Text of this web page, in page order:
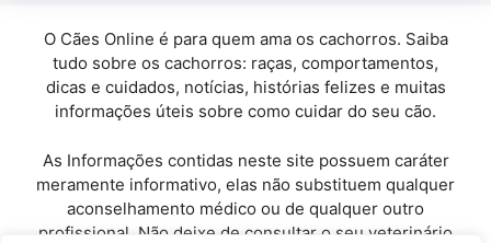
O Cães Online é para quem ama os cachorros. Saiba
tudo sobre os cachorros: raças, comportamentos,
dicas e cuidados, notícias, histórias felizes e muitas
informações úteis sobre como cuidar do seu cão.
As Informações contidas neste site possuem caráter
meramente informativo, elas não substituem qualquer
aconselhamento médico ou de qualquer outro
profissional. Não deixe de consultar o seu veterinário